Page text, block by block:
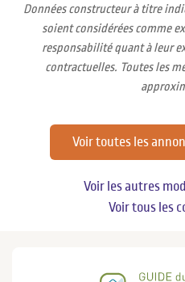
Données constructeur à titre
soient considérées comme
responsabilité quant à leur
contractuelles. Toutes les
Voir toutes les
Voir les autres
Voir tous les